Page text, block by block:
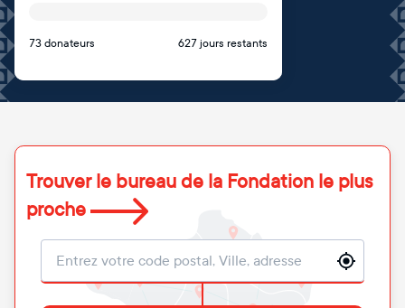
73 donateurs 627 jours restants
Trouver le bureau de la Fondation le plus
proche
Localisation